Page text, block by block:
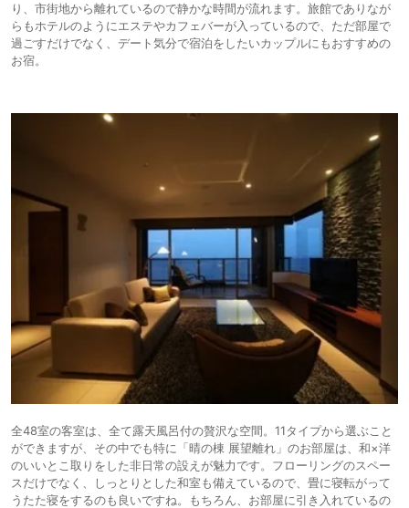
り、市街地から離れているので静かな時間が流れます。旅館でありなが
らもホテルのようにエステやカフェバーが入っているので、ただ部屋で
過ごすだけでなく、デート気分で宿泊をしたいカップルにもおすすめの
お宿。
全48室の客室は、全て露天風呂付の贅沢な空間。11タイプから選ぶこと
ができますが、その中でも特に「晴の棟 展望離れ」のお部屋は、和×洋
のいいとこ取りをした非日常の設えが魅力です。フローリングのスペー
スだけでなく、しっとりとした和室も備えているので、畳に寝転がって
うたた寝をするのも良いですね。もちろん、お部屋に引き入れているの